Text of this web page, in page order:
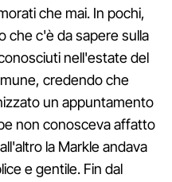
che mai. In pochi,
che c'è da sapere sulla
nell'estate del
credendo che
un appuntamento
non conosceva affatto
la Markle andava
e gentile. Fin dal